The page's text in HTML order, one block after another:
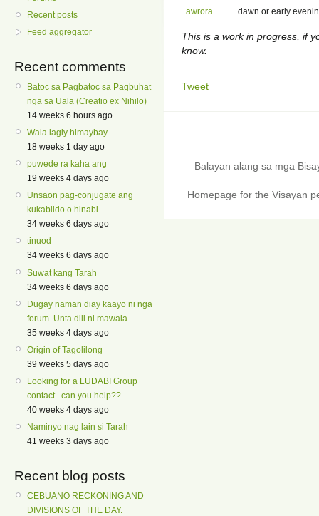
Recent posts
Feed aggregator
Recent comments
Batoc sa Pagbatoc sa Pagbuhat
nga sa Uala (Creatio ex Nihilo)
14 weeks 6 hours ago
Wala lagiy himaybay
18 weeks 1 day ago
puwede ra kaha ang
19 weeks 4 days ago
Unsaon pag-conjugate ang
kukabildo o hinabi
34 weeks 6 days ago
tinuod
34 weeks 6 days ago
Suwat kang Tarah
34 weeks 6 days ago
Dugay naman diay kaayo ni nga
forum. Unta dili ni mawala.
35 weeks 4 days ago
Origin of Tagolilong
39 weeks 5 days ago
Looking for a LUDABI Group
contact...can you help??....
40 weeks 4 days ago
Naminyo nag lain si Tarah
41 weeks 3 days ago
Recent blog posts
CEBUANO RECKONING AND
DIVISIONS OF THE DAY.
awrora dawn or early
This is a work in progress, if
know.
Tweet
Balayan alang sa mga
Homepage for the Visayan